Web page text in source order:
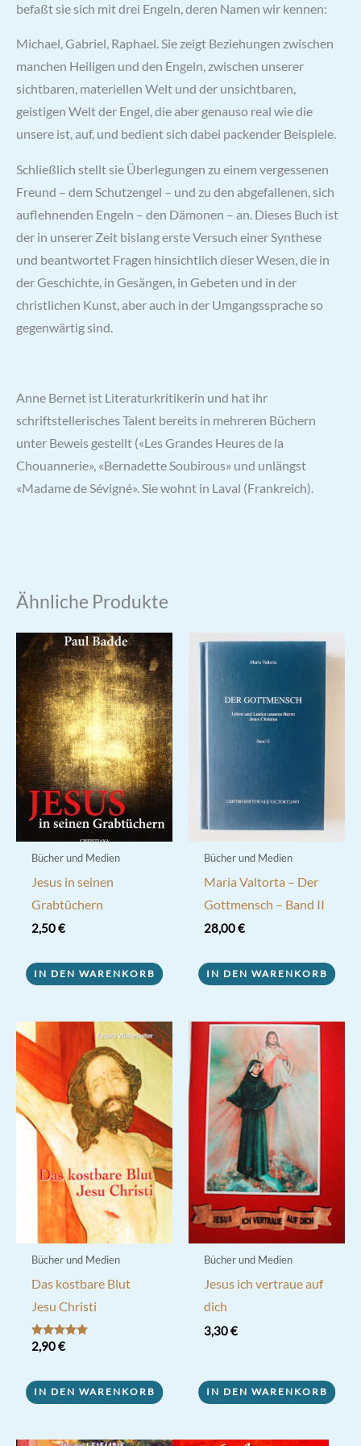
befaßt sie sich mit drei Engeln, deren Namen wir kennen:
Michael, Gabriel, Raphael. Sie zeigt Beziehungen zwischen
manchen Heiligen und den Engeln, zwischen unserer
sichtbaren, materiellen Welt und der unsichtbaren,
geistigen Welt der Engel, die aber genauso real wie die
unsere ist, auf, und bedient sich dabei packender Beispiele.
Schließlich stellt sie Überlegungen zu einem vergessenen
Freund – dem Schutzengel – und zu den abgefallenen, sich
auflehnenden Engeln – den Dämonen – an. Dieses Buch ist
der in unserer Zeit bislang erste Versuch einer Synthese
und beantwortet Fragen hinsichtlich dieser Wesen, die in
der Geschichte, in Gesängen, in Gebeten und in der
christlichen Kunst, aber auch in der Umgangssprache so
gegenwärtig sind.
Anne Bernet ist Literaturkritikerin und hat ihr
schriftstellerisches Talent bereits in mehreren Büchern
unter Beweis gestellt («Les Grandes Heures de la
Chouannerie», «Bernadette Soubirous» und unlängst
«Madame de Sévigné». Sie wohnt in Laval (Frankreich).
Ähnliche Produkte
Bücher und Medien
Jesus in seinen
Grabtüchern
2,50€
IN DEN WARENKORB
Bücher und Medien
Maria Valtorta – Der
Gottmensch – Band II
28,00€
IN DEN WARENKORB
Bücher und Medien
Das kostbare Blut
Jesu Christi
Bewertet mit
5.00
2,90€
IN DEN WARENKORB
Bücher und Medien
Jesus ich vertraue auf
dich
3,30€
IN DEN WARENKORB